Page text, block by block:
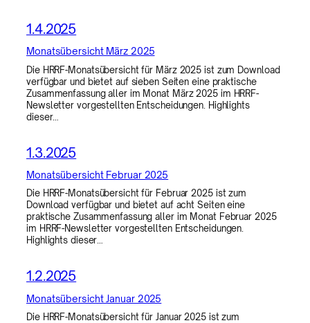
1.4.2025
Monatsübersicht März 2025
Die HRRF-Monatsübersicht für März 2025 ist zum Download
verfügbar und bietet auf sieben Seiten eine praktische
Zusammenfassung aller im Monat März 2025 im HRRF-
Newsletter vorgestellten Entscheidungen. Highlights
dieser…
1.3.2025
Monatsübersicht Februar 2025
Die HRRF-Monatsübersicht für Februar 2025 ist zum
Download verfügbar und bietet auf acht Seiten eine
praktische Zusammenfassung aller im Monat Februar 2025
im HRRF-Newsletter vorgestellten Entscheidungen.
Highlights dieser…
1.2.2025
Monatsübersicht Januar 2025
Die HRRF-Monatsübersicht für Januar 2025 ist zum